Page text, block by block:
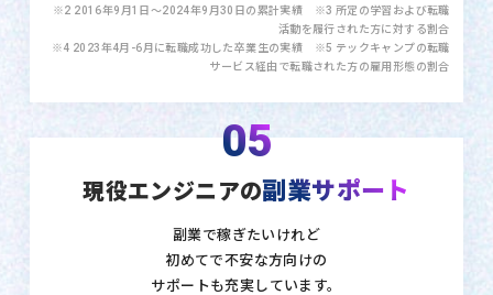
※2 2016年9月1日〜2024年9月30日の累計実績 ※3 所定の学習および転職
活動を履行された方に対する割合
※4 2023年4月-6月に転職成功した卒業生の実績 ※5 テックキャンプの転職
サービス経由で転職された方の雇用形態の割合
05
現役エンジニアの副業サポート
副業で稼ぎたいけれど
初めてで不安な方向けの
サポートも充実しています。